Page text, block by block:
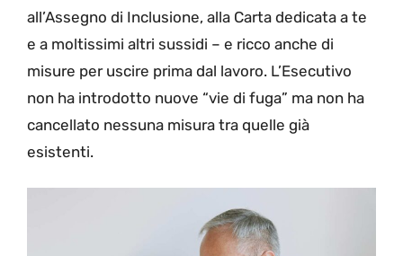
all’Assegno di Inclusione, alla Carta dedicata a te
e a moltissimi altri sussidi – e ricco anche di
misure per uscire prima dal lavoro. L’Esecutivo
non ha introdotto nuove “vie di fuga” ma non ha
cancellato nessuna misura tra quelle già
esistenti.